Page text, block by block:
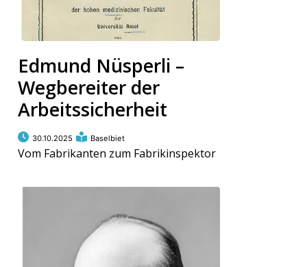
Edmund Nüsperli –
Wegbereiter der
Arbeitssicherheit
30.10.2025 Baselbiet
Vom Fabrikanten zum Fabrikinspektor